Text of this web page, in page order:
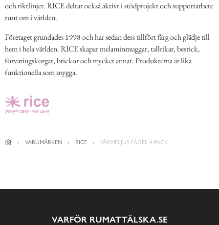
och riktlinjer. RICE deltar också aktivt i stödprojekt och supportarbete
runt om i världen.
Företaget grundades 1998 och har sedan dess tillfört färg och glädje till
hem i hela världen. RICE skapar melaminmuggar, tallrikar, bestick,
förvaringskorgar, brickor och mycket annat. Produkterna är lika
funktionella som snygga.
VARUMÄRKEN RICE VÄRMELJUS FÅGEL 4-PACK
VARFÖR RUMATTÄLSKA.SE